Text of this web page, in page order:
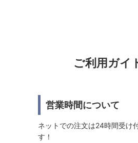
ご利用ガイ
営業時間について
ネットでの注文は24時間受け
す！